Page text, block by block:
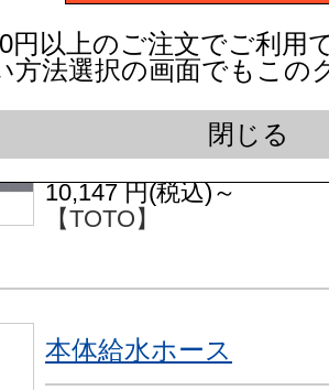
取替用ボールタップ
9,225 円(税抜)～
10,147 円(税込)～
【TOTO】
本体給水ホース
円以上のご注文でご利用
方法選択の画面でもこの
閉じる